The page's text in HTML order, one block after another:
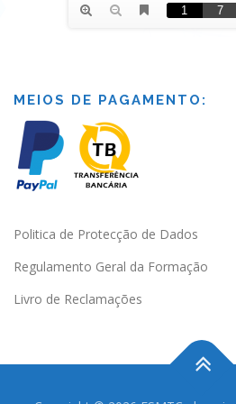
MEIOS DE PAGAMENTO:
Politica de Protecção de Dados
Regulamento Geral da Formação
Livro de Reclamações